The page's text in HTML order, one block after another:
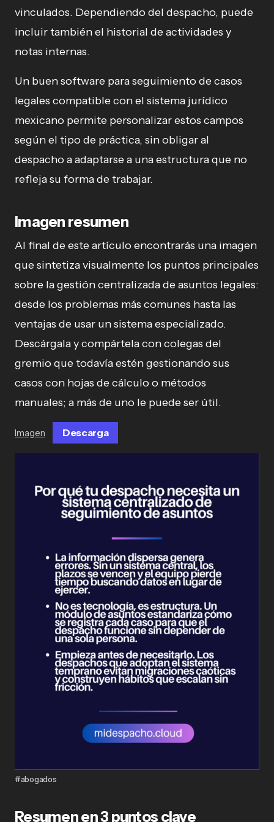
vinculados. Dependiendo del despacho, puede
incluir también el historial de actividades y
notas internas.
Un buen software para seguimiento de casos
legales compatible con el sistema jurídico
mexicano permite personalizar estos campos
según el tipo de práctica, sin obligar al
despacho a adaptarse a una estructura que no
refleja su forma de trabajar.
Imagen resumen
Al final de este artículo encontrarás una imagen
que sintetiza visualmente los puntos principales
sobre la gestión centralizada de asuntos legales:
desde los problemas más comunes hasta las
ventajas de usar un sistema especializado.
Descárgala y compártela con colegas del
gremio que todavía estén gestionando sus
casos con hojas de cálculo o métodos
manuales; a más de uno le puede ser útil.
Imagen Descarga
#abogados
Resumen en 3 puntos clave